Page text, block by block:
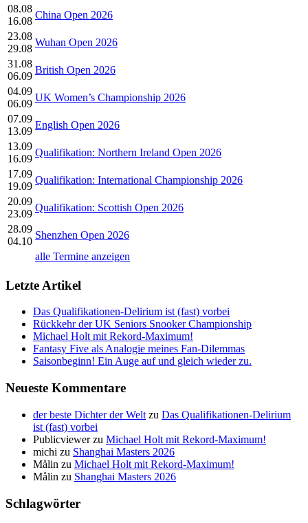
08.08
16.08
China Open 2026
23.08
29.08
Wuhan Open 2026
31.08
06.09
British Open 2026
04.09
06.09
UK Women’s Championship 2026
07.09
13.09
English Open 2026
13.09
16.09
Qualifikation: Northern Ireland Open 2026
17.09
19.09
Qualifikation: International Championship 2026
20.09
23.09
Qualifikation: Scottish Open 2026
28.09
04.10
Shenzhen Open 2026
alle Termine anzeigen
Letzte Artikel
Das Qualifikationen-Delirium ist (fast) vorbei
Rückkehr der UK Seniors Snooker Championship
Michael Holt mit Rekord-Maximum!
Fantasy Five als Analogie meines Fan-Dilemmas
Saisonbeginn! Ein Auge auf und gleich wieder zu.
Neueste Kommentare
der beste Dichter der Welt zu Das Qualifikationen-Delirium
ist (fast) vorbei
Publicviewerzu Michael Holt mit Rekord-Maximum!
michi zu Shanghai Masters 2026
Målin zu Michael Holt mit Rekord-Maximum!
Målin zu Shanghai Masters 2026
Schlagwörter